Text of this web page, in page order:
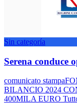
Sin categoría
Serena conduce
comunicato
BILANCIO 2024
400MILA EURO